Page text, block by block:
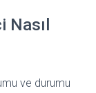
ve durumu